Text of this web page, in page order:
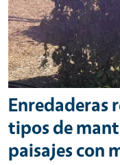
Enredaderas
tipos de
paisajes con